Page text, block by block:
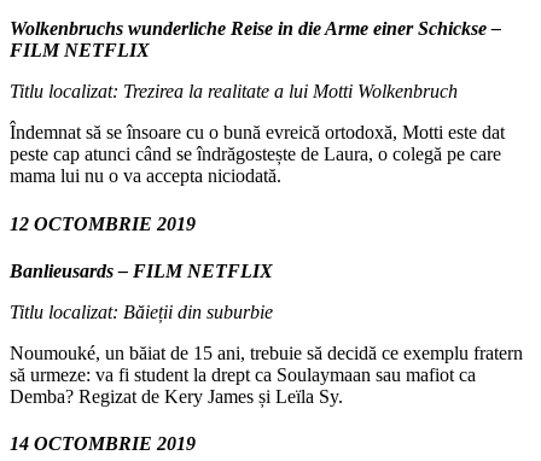
Wolkenbruchs wunderliche Reise in die Arme einer Schickse –
FILM NETFLIX
Titlu localizat: Trezirea la realitate a lui Motti Wolkenbruch
Îndemnat să se însoare cu o bună evreică ortodoxă, Motti este dat
peste cap atunci când se îndrăgostește de Laura, o colegă pe care
mama lui nu o va accepta niciodată.
12 OCTOMBRIE 2019
Banlieusards – FILM NETFLIX
Titlu localizat: Băieții din suburbie
Noumouké, un băiat de 15 ani, trebuie să decidă ce exemplu fratern
să urmeze: va fi student la drept ca Soulaymaan sau mafiot ca
Demba? Regizat de Kery James și Leïla Sy.
14 OCTOMBRIE 2019